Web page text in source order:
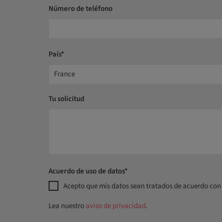
Número de teléfono
País*
France
Tu solicitud
Acuerdo de uso de datos*
Acepto que mis datos sean tratados de acuerdo
Lea nuestroaviso de privacidad.